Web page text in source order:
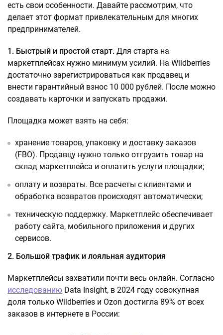
есть свои особенности. Давайте рассмотрим, что
делает этот формат привлекательным для многих
предпринимателей.
1. Быстрый и простой старт. Для старта на
маркетплейсах нужно минимум усилий. На Wildberries
достаточно зарегистрироваться как продавец и
внести гарантийный взнос 10 000 рублей. После можно
создавать карточки и запускать продажи.
Площадка может взять на себя:
хранение товаров, упаковку и доставку заказов
(FBO). Продавцу нужно только отгрузить товар на
склад маркетплейса и оплатить услуги площадки;
оплату и возвраты. Все расчеты с клиентами и
обработка возвратов происходят автоматически;
техническую поддержку. Маркетплейс обеспечивает
работу сайта, мобильного приложения и других
сервисов.
2. Большой трафик и лояльная аудитория
Маркетплейсы захватили почти весь онлайн. Согласно
исследованию Data Insight, в 2024 году совокупная
доля только Wildberries и Ozon достигла 89% от всех
заказов в интернете в России: